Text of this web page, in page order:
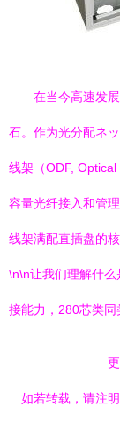
在当今高速发
石。作为光分配ネ
线架（ODF,
容量光纤接入和管
线架满配直插盘的
\n\n让我们理解什么
接能力，280芯类同
如若转载，请注